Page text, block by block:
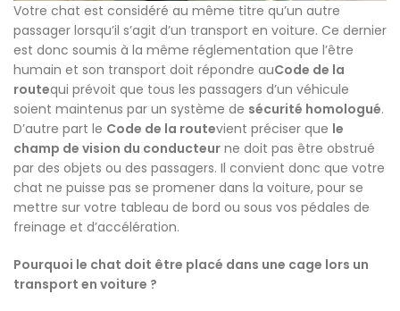
Votre chat est considéré au même titre qu’un autre
passager lorsqu’il s’agit d’un transport en voiture. Ce dernier
est donc soumis à la même réglementation que l’être
humain et son transport doit répondre auCode de la
routequi prévoit que tous les passagers d’un véhicule
soient maintenus par un système de sécurité homologué.
D’autre part le Code de la routevient préciser que le
champ de vision du conducteur ne doit pas être obstrué
par des objets ou des passagers. Il convient donc que votre
chat ne puisse pas se promener dans la voiture, pour se
mettre sur votre tableau de bord ou sous vos pédales de
freinage et d’accélération.
Pourquoi le chat doit être placé dans une cage lors un
transport en voiture ?